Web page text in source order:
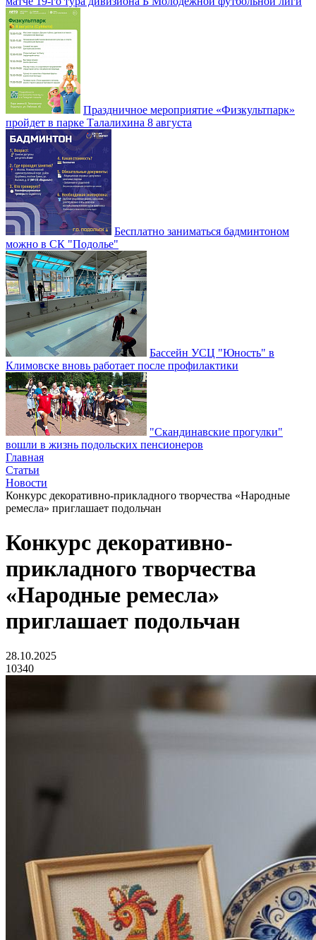
Праздничное мероприятие «Физкультпарк»
пройдет в парке Талалихина 8 августа
Бесплатно заниматься бадминтоном
можно в СК "Подолье"
Бассейн УСЦ "Юность" в
Климовске вновь работает после профилактики
"Скандинавские прогулки"
вошли в жизнь подольских пенсионеров
Главная
Статьи
Новости
Конкурс декоративно-прикладного творчества «Народные
ремесла» приглашает подольчан
Конкурс декоративно-
прикладного творчества
«Народные ремесла»
приглашает подольчан
28.10.2025
10340